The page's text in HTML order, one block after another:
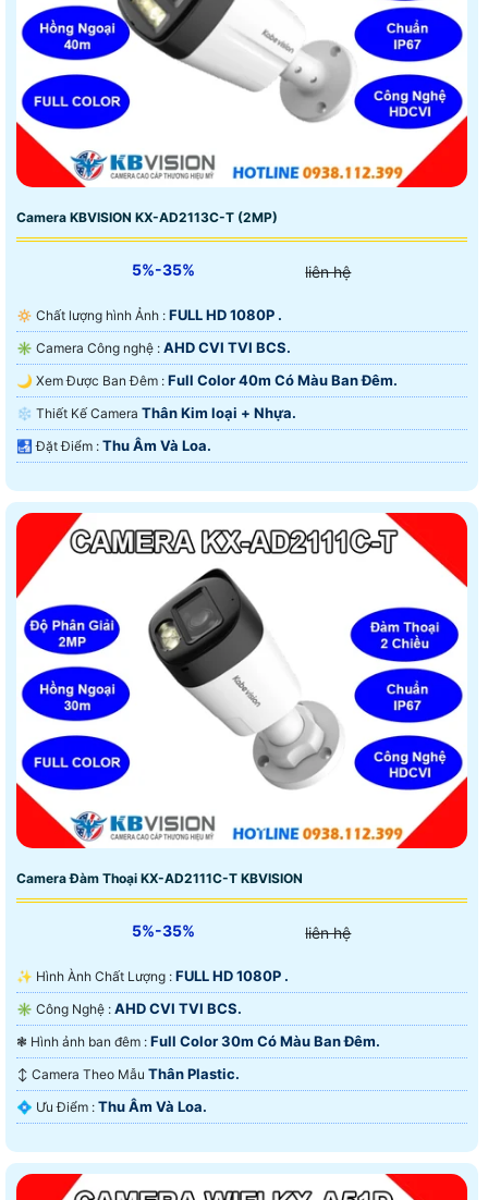
Camera KBVISION KX-AD2113C-T (2MP)
5%-35% liên hệ
🔅 Chất lượng hình Ảnh : FULL HD 1080P .
✳️ Camera Công nghệ : AHD CVI TVI BCS.
🌙 Xem Được Ban Đêm : Full Color 40m Có Màu Ban Ðêm.
❄ Thiết Kế Camera Thân Kim loại + Nhựa.
️🛃 Đặt Điểm : Thu Âm Và Loa.
Camera Đàm Thoại KX-AD2111C-T KBVISION
5%-35% liên hệ
✨ Hình Ành Chất Lượng : FULL HD 1080P .
✳️ Công Nghệ : AHD CVI TVI BCS.
❃ Hình ảnh ban đêm : Full Color 30m Có Màu Ban Ðêm.
↕️ Camera Theo Mẫu Thân Plastic.
️💠 Ưu Điểm : Thu Âm Và Loa.